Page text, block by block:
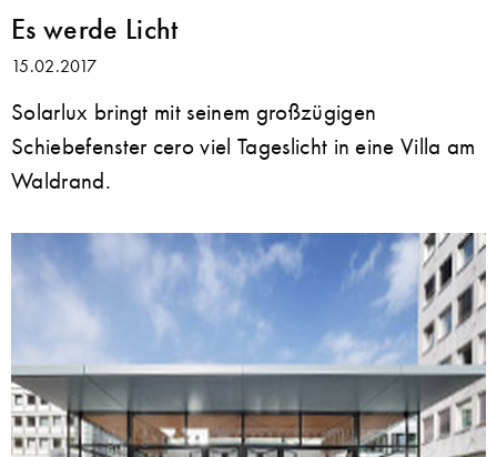
Es werde Licht
15.02.2017
Solarlux bringt mit seinem großzügigen
Schiebefenster cero viel Tageslicht in eine Villa am
Waldrand.